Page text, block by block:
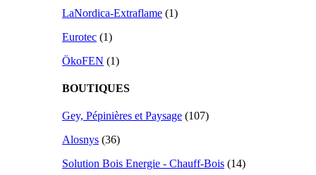
LaNordica-Extraflame (1)
Eurotec (1)
ÖkoFEN (1)
BOUTIQUES
Gey, Pépinières et Paysage (107)
Alosnys (36)
Solution Bois Energie - Chauff-Bois (14)